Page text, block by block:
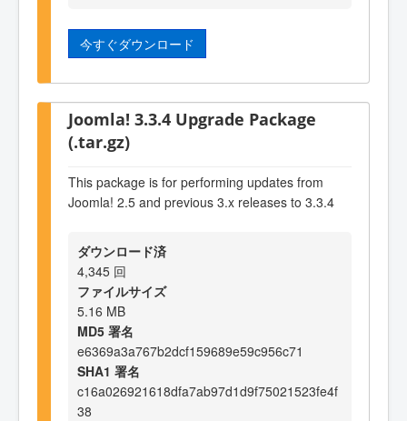
今すぐダウンロード
Joomla! 3.3.4 Upgrade Package
(.tar.gz)
This package is for performing updates from
Joomla! 2.5 and previous 3.x releases to 3.3.4
ダウンロード済
4,345 回
ファイルサイズ
5.16 MB
MD5 署名
e6369a3a767b2dcf159689e59c956c71
SHA1 署名
c16a026921618dfa7ab97d1d9f75021523fe4f
38